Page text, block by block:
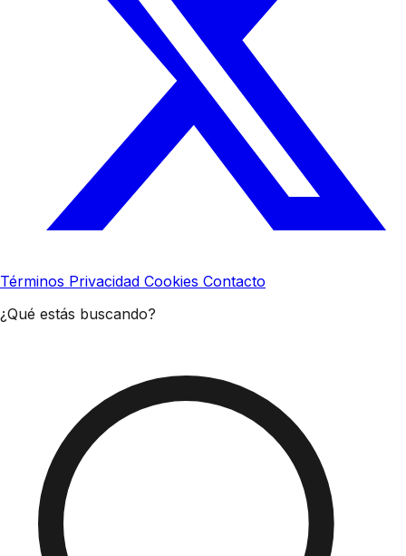
Términos Privacidad Cookies Contacto
¿Qué estás buscando?